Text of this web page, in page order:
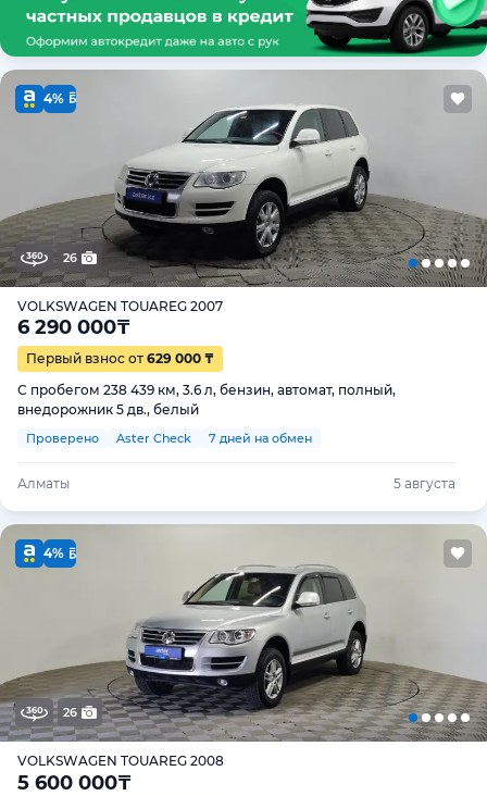
4%
26
VOLKSWAGEN TOUAREG 2007
6 290 000₸
Первый взнос от 629 000 ₸
С пробегом 238 439 км, 3.6 л, бензин, автомат, полный,
внедорожник 5 дв., белый
Проверено Aster Check 7 дней на обмен
Алматы 5 августа
4%
26
VOLKSWAGEN TOUAREG 2008
5 600 000₸